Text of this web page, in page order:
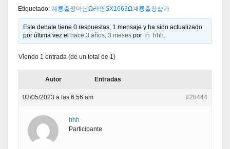
Etiquetado: 계룡출장마남Ω라인SX1663Ω계룡출장샵가
Este debate tiene 0 respuestas, 1 mensaje y ha sido actualizado
por última vez el
hace 3 años, 3 meses por hhh.
Viendo 1 entrada (de un total de 1)
Autor Entradas
03/05/2023 a las 6:56 am #28444
hhh
Participante